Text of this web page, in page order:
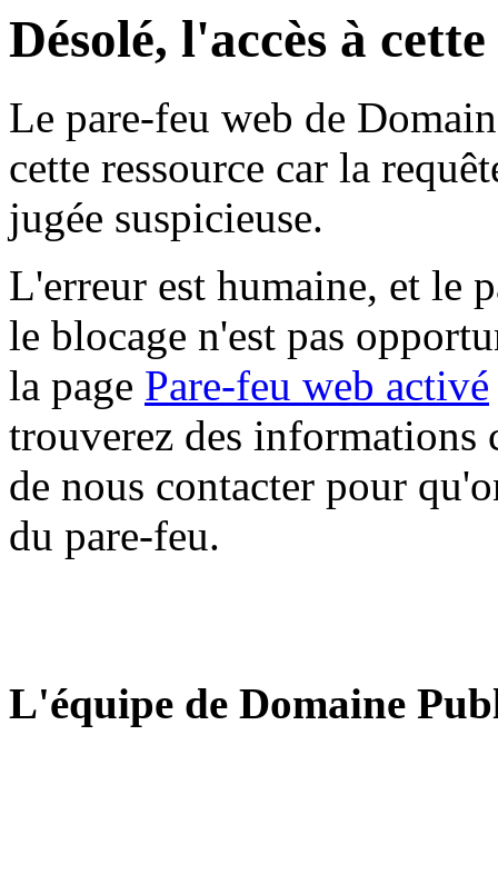
Désolé, l'accès à
Le pare-feu web de
cette ressource car la
jugée suspicieuse.
L'erreur est humaine, et le
le blocage n'est pas
la page Pare-feu web activé
trouverez des informations
de nous contacter pour
du pare-feu.
L'équipe de Domaine